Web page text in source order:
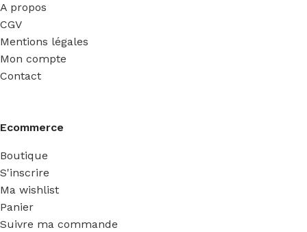
A propos
CGV
Mentions légales
Mon compte
Contact
Ecommerce
Boutique
S'inscrire
Ma wishlist
Panier
Suivre ma commande